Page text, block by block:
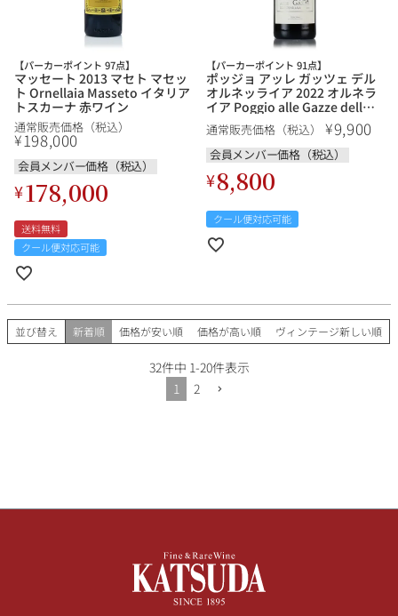
【パーカーポイント 97点】
マッセート 2013 マセト マセッ
ト Ornellaia Masseto イタリア
トスカーナ 赤ワイン
通常販売価格（税込）
¥198,000
会員メンバー価格（税込）
¥178,000
送料無料
クール便対応可能
【パーカーポイント 91点】
ポッジョ アッレ ガッツェ デル
オルネッライア 2022 オルネラ
イア Poggio alle Gazze dell
Ornellaia イタリア 白ワイン
通常販売価格（税込） ¥9,900
会員メンバー価格（税込）
¥8,800
クール便対応可能
並び替え 新着順 価格が安い順 価格が高い順 ヴィンテージ新しい順
32件中 1-20件表示
1
2